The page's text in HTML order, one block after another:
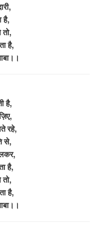
है,
तो,
है,
है,
रहे,
से,
है,
तो,
है,